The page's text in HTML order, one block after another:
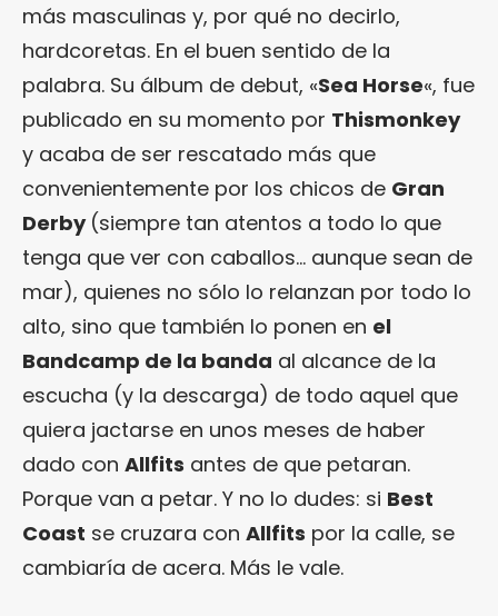
más masculinas y, por qué no decirlo,
hardcoretas. En el buen sentido de la
palabra. Su álbum de debut, «Sea Horse«, fue
publicado en su momento por Thismonkey
y acaba de ser rescatado más que
convenientemente por los chicos de Gran
Derby (siempre tan atentos a todo lo que
tenga que ver con caballos… aunque sean de
mar), quienes no sólo lo relanzan por todo lo
alto, sino que también lo ponen en el
Bandcamp de la banda al alcance de la
escucha (y la descarga) de todo aquel que
quiera jactarse en unos meses de haber
dado con Allfits antes de que petaran.
Porque van a petar. Y no lo dudes: si Best
Coast se cruzara con Allfits por la calle, se
cambiaría de acera. Más le vale.